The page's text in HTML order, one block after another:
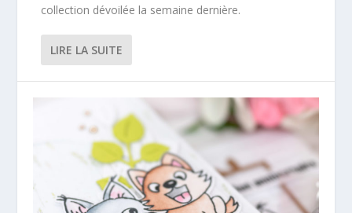
collection dévoilée la semaine dernière.
LIRE LA SUITE